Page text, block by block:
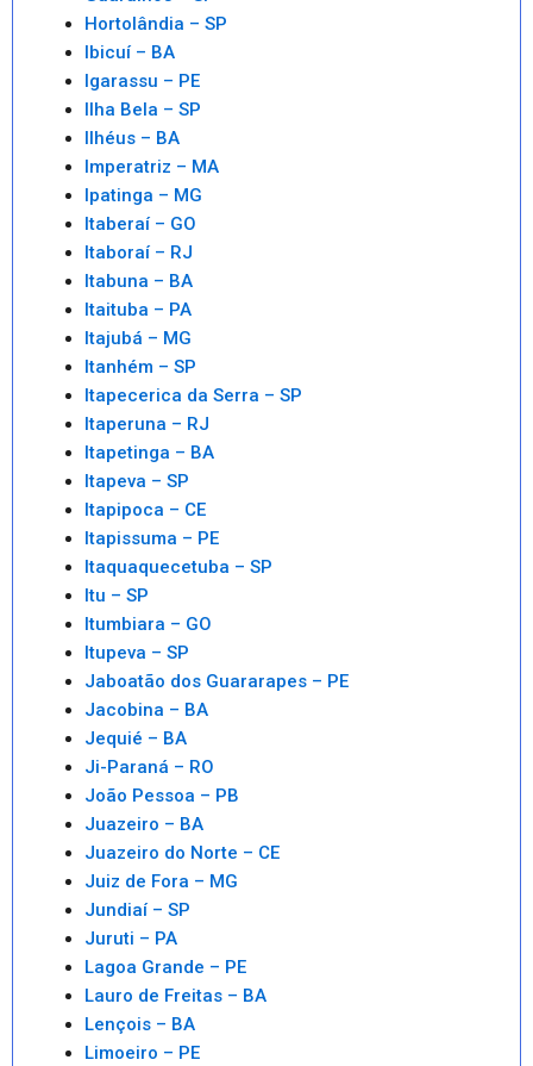
Hortolândia – SP
Ibicuí – BA
Igarassu – PE
Ilha Bela – SP
Ilhéus – BA
Imperatriz – MA
Ipatinga – MG
Itaberaí – GO
Itaboraí – RJ
Itabuna – BA
Itaituba – PA
Itajubá – MG
Itanhém – SP
Itapecerica da Serra – SP
Itaperuna – RJ
Itapetinga – BA
Itapeva – SP
Itapipoca – CE
Itapissuma – PE
Itaquaquecetuba – SP
Itu – SP
Itumbiara – GO
Itupeva – SP
Jaboatão dos Guararapes – PE
Jacobina – BA
Jequié – BA
Ji-Paraná – RO
João Pessoa – PB
Juazeiro – BA
Juazeiro do Norte – CE
Juiz de Fora – MG
Jundiaí – SP
Juruti – PA
Lagoa Grande – PE
Lauro de Freitas – BA
Lençois – BA
Limoeiro – PE